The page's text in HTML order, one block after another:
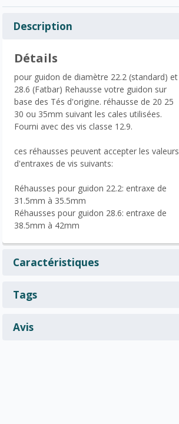
Description
Détails
pour guidon de diamètre 22.2 (standard) et
28.6 (Fatbar) Rehausse votre guidon sur
base des Tés d'origine. réhausse de 20 25
30 ou 35mm suivant les cales utilisées.
Fourni avec des vis classe 12.9.
ces réhausses peuvent accepter les valeurs
d'entraxes de vis suivants:
Réhausses pour guidon 22.2: entraxe de
31.5mm à 35.5mm
Réhausses pour guidon 28.6: entraxe de
38.5mm à 42mm
Caractéristiques
Tags
Avis